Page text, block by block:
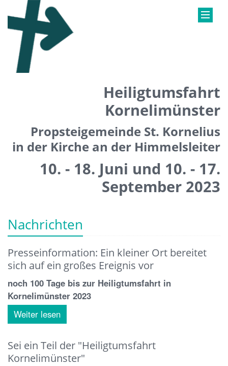
Heiligtumsfahrt
Kornelimünster
Propsteigemeinde St. Kornelius
in der Kirche an der Himmelsleiter
10. - 18. Juni und 10. - 17.
September 2023
Nachrichten
Presseinformation: Ein kleiner Ort bereitet
sich auf ein großes Ereignis vor
noch 100 Tage bis zur Heiligtumsfahrt in
Kornelimünster 2023
Weiter lesen
Sei ein Teil der "Heiligtumsfahrt
Kornelimünster"